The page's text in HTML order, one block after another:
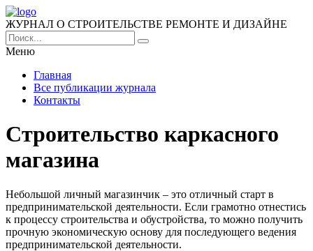
ЖУРНАЛ О СТРОИТЕЛЬСТВЕ РЕМОНТЕ И ДИЗАЙНЕ
Меню
Главная
Все публикации журнала
Контакты
Строительство каркасного
магазина
Небольшой личный магазинчик – это отличный старт в
предпринимательской деятельности. Если грамотно отнестись
к процессу строительства и обустройства, то можно получить
прочную экономическую основу для последующего ведения
предпринимательской деятельности.